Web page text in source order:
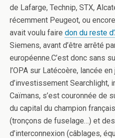
de Lafarge, Technip, STX,
récemment Peugeot, ou
avait voulu faire don du reste
Siemens, avant d’être arrêté
européenne.C’est donc sans
l’OPA sur Latécoère, lancée
d’investissement Searchlight,
Caïmans, s’est couronnée de
du capital du champion
(tronçons de fuselage…) et
d’interconnexion (câblages,